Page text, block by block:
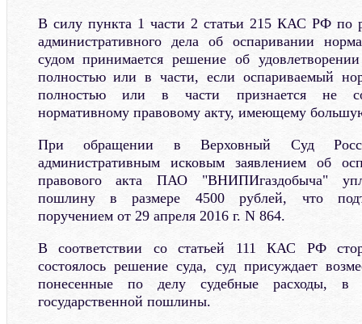
В силу пункта 1 части 2 статьи 215 КАС РФ по
административного дела об оспаривании
судом принимается решение об
полностью или в части, если оспариваемый
полностью или в части признается не
нормативному правовому акту, имеющему
При обращении в Верховный Суд
административным исковым заявлением об
правового акта ПАО "ВНИПИгаздобыча"
пошлину в размере 4500 рублей, что
поручением от 29 апреля 2016 г. N 864.
В соответствии со статьей 111 КАС РФ
состоялось решение суда, суд присуждает
понесенные по делу судебные расходы,
государственной пошлины.